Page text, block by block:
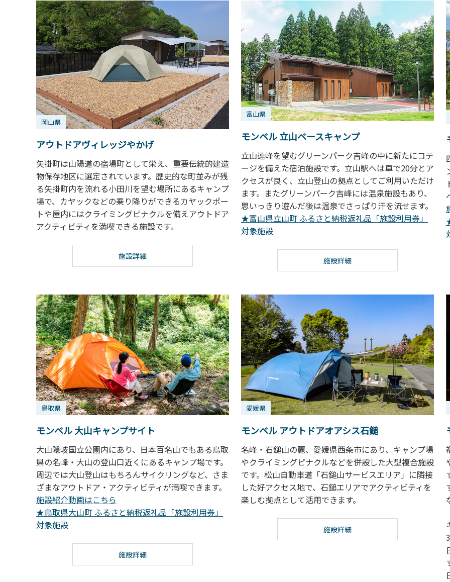
岡山県
アウトドアヴィレッジやかげ
矢掛町は山陽道の宿場町として栄え、重要伝統的建造
物保存地区に選定されています。歴史的な町並みが残
る矢掛町内を流れる小田川を望む場所にあるキャンプ
場で、カヤックなどの乗り降りができるカヤックポー
トや屋内にはクライミングピナクルを備えアウトドア
アクティビティを満喫できる施設です。
施設詳細
富山県
モンベル 立山ベースキャンプ
立山連峰を望むグリーンパーク吉峰の中に新たにコテ
ージを備えた宿泊施設です。立山駅へは車で20分とア
クセスが良く、立山登山の拠点としてご利用いただけ
ます。またグリーンパーク吉峰には温泉施設もあり、
思いっきり遊んだ後は温泉でさっぱり汗を流せます。
★富山県立山町 ふるさと納税返礼品「施設利用券」
対象施設
施設詳細
鳥取県
モンベル 大山キャンプサイト
大山隠岐国立公園内にあり、日本百名山でもある鳥取
県の名峰・大山の登山口近くにあるキャンプ場です。
周辺では大山登山はもちろんサイクリングなど、さま
ざまなアウトドア・アクティビティが満喫できます。
施設紹介動画はこちら
★鳥取県大山町 ふるさと納税返礼品「施設利用券」
対象施設
施設詳細
愛媛県
モンベル アウトドアオアシス石鎚
名峰・石鎚山の麓、愛媛県西条市にあり、キャンプ場
やクライミングピナクルなどを併設した大型複合施設
です。松山自動車道「石鎚山サービスエリア」に隣接
した好アクセス地で、石鎚エリアでアクティビティを
楽しむ拠点として活用できます。
施設詳細